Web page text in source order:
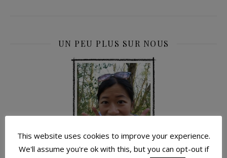
UN PEU PLUS SUR NOUS
This website uses cookies to improve your experience.
We'll assume you're ok with this, but you can opt-out if